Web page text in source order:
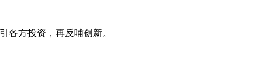
方投资，再反哺创新。